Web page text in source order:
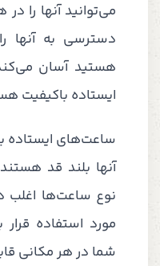
می‌توانید آنها را
دسترسی به آنها
هستید آسان
ایستاده باکیفیت
ساعت‌های ایستاده
آنها بلند قد
نوع ساعت‌ها اغلب
مورد استفاده قرار
شما در هر مکانی